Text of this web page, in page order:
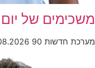
משכימים של
מערכת חדשות 90